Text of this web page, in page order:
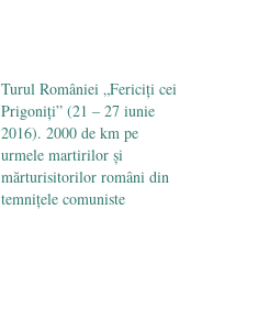
Turul României „Fericiți cei
Prigoniți” (21 – 27 iunie
2016). 2000 de km pe
urmele martirilor și
mărturisitorilor români din
temnițele comuniste